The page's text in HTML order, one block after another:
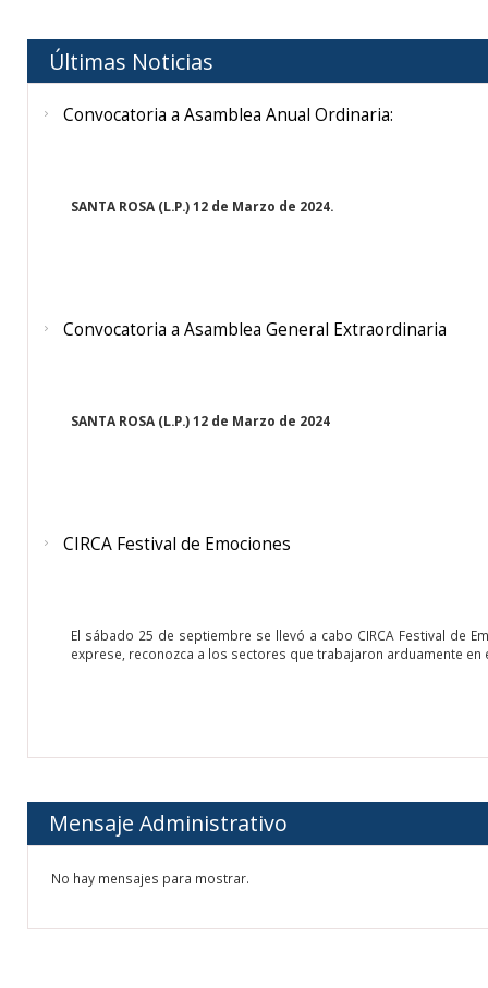
Últimas Noticias
Convocatoria a Asamblea Anual Ordinaria:
SANTA ROSA (L.P.) 12 de Marzo de 2024.
Convocatoria a Asamblea General Extraordinaria
SANTA ROSA (L.P.) 12 de Marzo de 2024
CIRCA Festival de Emociones
El sábado 25 de septiembre se llevó a cabo CIRCA Festival de
exprese, reconozca a los sectores que trabajaron arduamente
Mensaje Administrativo
No hay mensajes para mostrar.